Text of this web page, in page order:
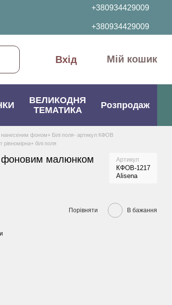
+380934429009
+380934429009
Вхід Мій кошик
ВЕЛИКОДНЯ
ТЕМАТИКА
Розпродаж
нанесеним фоном+ Білі поля- артикул КФОВ
білі поля
малюнком
Артикул
КФОВ-1217
Alisena
Порівняти В бажання